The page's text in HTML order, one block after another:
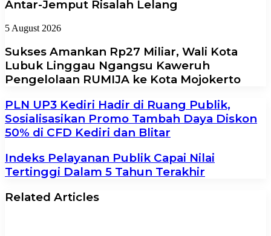
Antar-Jemput Risalah Lelang
5 August 2026
Sukses Amankan Rp27 Miliar, Wali Kota
Lubuk Linggau Ngangsu Kaweruh
Pengelolaan RUMIJA ke Kota Mojokerto
PLN UP3 Kediri Hadir di Ruang Publik,
Sosialisasikan Promo Tambah Daya Diskon
50% di CFD Kediri dan Blitar
Indeks Pelayanan Publik Capai Nilai
Tertinggi Dalam 5 Tahun Terakhir
Related Articles